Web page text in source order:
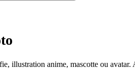
illustration anime, mascotte ou avatar.